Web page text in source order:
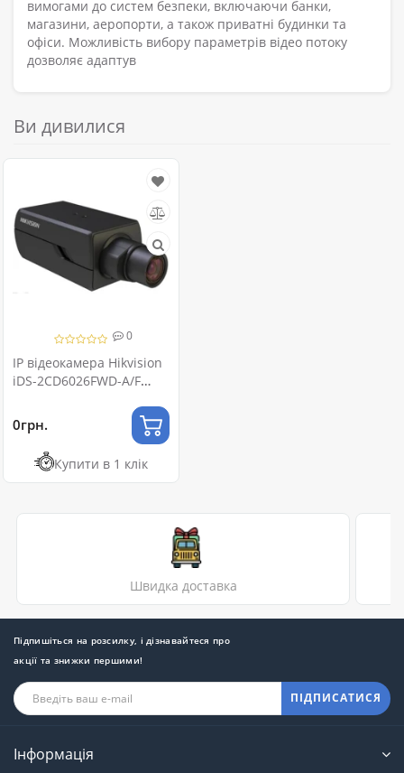
вимогами до систем безпеки, включаючи банки,
магазини, аеропорти, а також приватні будинки та
офіси. Можливість вибору параметрів відео потоку
дозволяє адаптув
Ви дивилися
0
IP відеокамера Hikvision
iDS-2CD6026FWD-A/F
0грн.
Купити в 1 клік
Швидка доставка
Підпишіться на розсилку, і дізнавайтеся про
акції та знижки першими!
ПІДПИСАТИСЯ
Інформація